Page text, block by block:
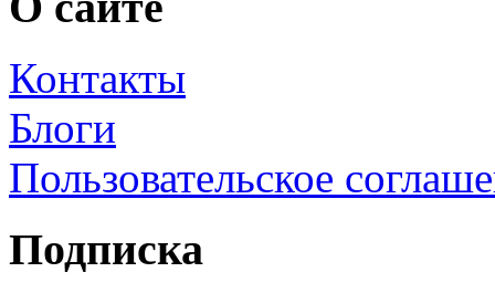
Контакты
Блоги
Пользовательское
Подписка